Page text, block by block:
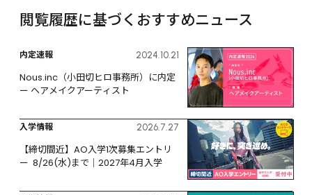
閲覧履歴に基づくおすすめニュース
内定速報 2024.10.21
Nous.inc（小田切ヒロ事務所）に内定
ー ヘアメイクアーティスト
入学情報 2026.7.27
【締切間近】AO入学1次募集エントリ
ー  8/26(水)まで｜2027年4月入学